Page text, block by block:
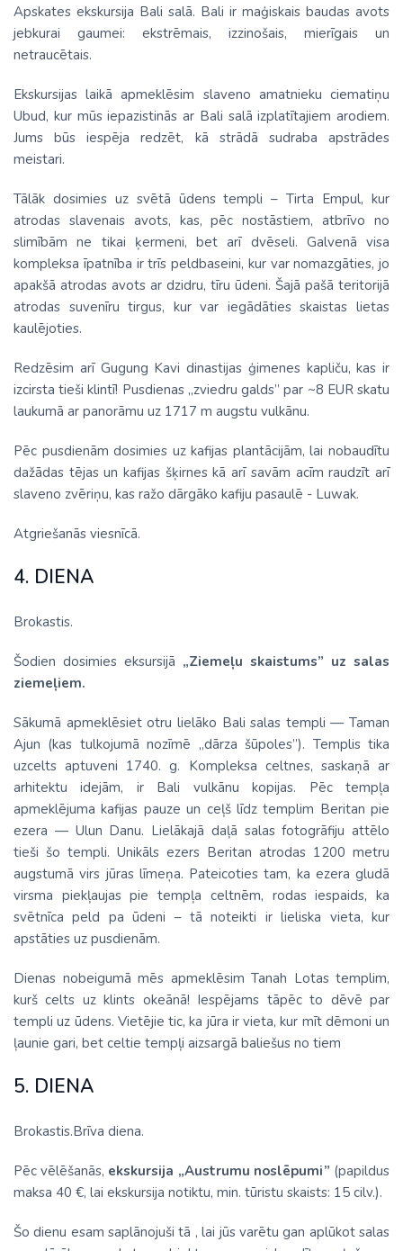
Apskates ekskursija Bali salā. Bali ir maģiskais baudas avots
jebkurai gaumei: ekstrēmais, izzinošais, mierīgais un
netraucētais.
Ekskursijas laikā apmeklēsim slaveno amatnieku ciematiņu
Ubud, kur mūs iepazistinās ar Bali salā izplatītajiem arodiem.
Jums būs iespēja redzēt, kā strādā sudraba apstrādes
meistari.
Tālāk dosimies uz svētā ūdens templi – Tirta Empul, kur
atrodas slavenais avots, kas, pēc nostāstiem, atbrīvo no
slimībām ne tikai ķermeni, bet arī dvēseli. Galvenā visa
kompleksa īpatnība ir trīs peldbaseini, kur var nomazgāties, jo
apakšā atrodas avots ar dzidru, tīru ūdeni. Šajā pašā teritorijā
atrodas suvenīru tirgus, kur var iegādāties skaistas lietas
kaulējoties.
Redzēsim arī Gugung Kavi dinastijas ģimenes kapliču, kas ir
izcirsta tieši klintī! Pusdienas „zviedru galds” par ~8 EUR skatu
laukumā ar panorāmu uz 1717 m augstu vulkānu.
Pēc pusdienām dosimies uz kafijas plantācijām, lai nobaudītu
dažādas tējas un kafijas šķirnes kā arī savām acīm raudzīt arī
slaveno zvēriņu, kas ražo dārgāko kafiju pasaulē - Luwak.
Atgriešanās viesnīcā.
4. DIENA
Brokastis.
Šodien dosimies eksursijā „Ziemeļu skaistums” uz salas
ziemeļiem.
Sākumā apmeklēsiet otru lielāko Bali salas templi — Taman
Ajun (kas tulkojumā nozīmē „dārza šūpoles”). Templis tika
uzcelts aptuveni 1740. g. Kompleksa celtnes, saskaņā ar
arhitektu idejām, ir Bali vulkānu kopijas. Pēc tempļa
apmeklējuma kafijas pauze un ceļš līdz templim Beritan pie
ezera — Ulun Danu. Lielākajā daļā salas fotogrāfiju attēlo
tieši šo templi. Unikāls ezers Beritan atrodas 1200 metru
augstumā virs jūras līmeņa. Pateicoties tam, ka ezera gludā
virsma piekļaujas pie tempļa celtnēm, rodas iespaids, ka
svētnīca peld pa ūdeni – tā noteikti ir lieliska vieta, kur
apstāties uz pusdienām.
Dienas nobeigumā mēs apmeklēsim Tanah Lotas templim,
kurš celts uz klints okeānā! Iespējams tāpēc to dēvē par
templi uz ūdens. Vietējie tic, ka jūra ir vieta, kur mīt dēmoni un
ļaunie gari, bet celtie tempļi aizsargā baliešus no tiem
5. DIENA
Brokastis.Brīva diena.
Pēc vēlēšanās, ekskursija „Austrumu noslēpumi” (papildus
maksa 40 €, lai ekskursija notiktu, min. tūristu skaists: 15 cilv.).
Šo dienu esam saplānojuši tā , lai jūs varētu gan aplūkot salas